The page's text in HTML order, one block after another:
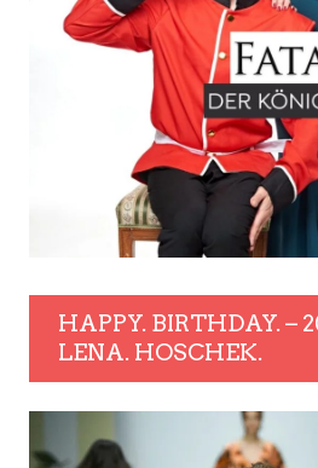
HAPPY. BIRTHDAY. –
LENA. HOSCHEK.